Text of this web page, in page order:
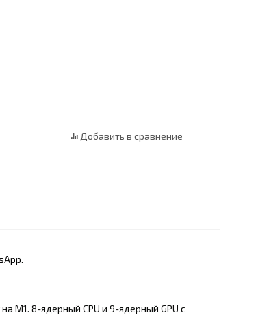
Добавить в сравнение
.
M1. 8-ядерный CPU и 9-ядерный GPU с